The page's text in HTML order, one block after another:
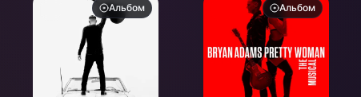
Альбом Альбом